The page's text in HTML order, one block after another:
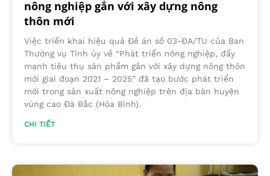
nông nghiệp gắn với xây dựng nông
thôn mới
Việc triển khai hiệu quả Đề án số 03-ĐA/TU của Ban
Thường vụ Tỉnh ủy về “Phát triển nông nghiệp, đẩy
mạnh tiêu thụ sản phẩm gắn với xây dựng nông thôn
mới giai đoạn 2021 – 2025” đã tạo bước phát triển
mới trong sản xuất nông nghiệp trên địa bàn huyện
vùng cao Đà Bắc (Hòa Bình).
CHI TIẾT